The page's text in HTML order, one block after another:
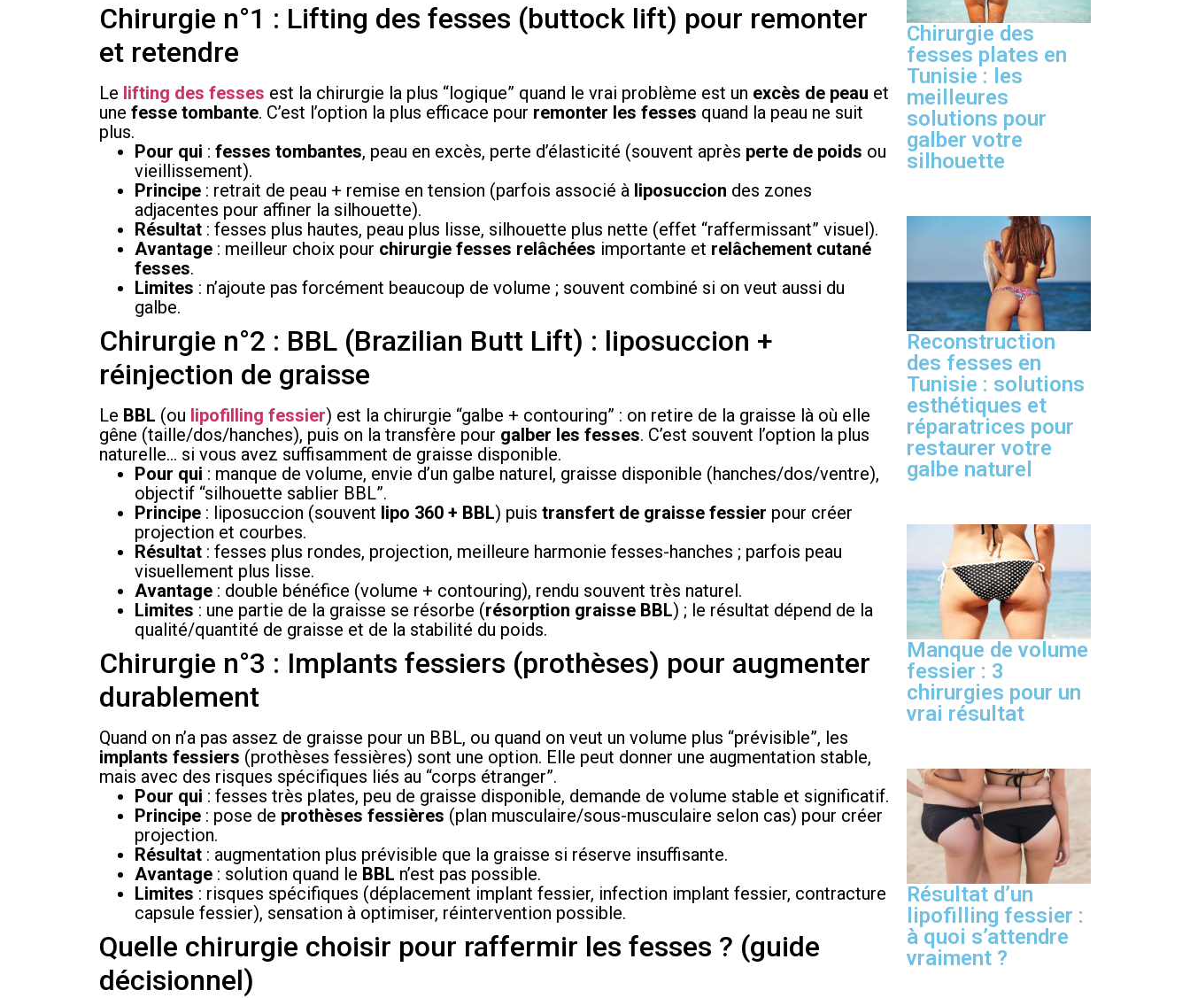
Chirurgie n°1 : Lifting des fesses (buttock lift) pour remonter
et retendre
Le lifting des fesses est la chirurgie la plus “logique” quand le vrai problème est un excès de peau et
une fesse tombante. C’est l’option la plus efficace pour remonter les fesses quand la peau ne suit
plus.
Pour qui : fesses tombantes, peau en excès, perte d’élasticité (souvent après perte de poids ou
vieillissement).
Principe : retrait de peau + remise en tension (parfois associé à liposuccion des zones
adjacentes pour affiner la silhouette).
Résultat : fesses plus hautes, peau plus lisse, silhouette plus nette (effet “raffermissant” visuel).
Avantage : meilleur choix pour chirurgie fesses relâchées importante et relâchement cutané
fesses.
Limites : n’ajoute pas forcément beaucoup de volume ; souvent combiné si on veut aussi du
galbe.
Chirurgie n°2 : BBL (Brazilian Butt Lift) : liposuccion +
réinjection de graisse
Le BBL (ou lipofilling fessier) est la chirurgie “galbe + contouring” : on retire de la graisse là où elle
gêne (taille/dos/hanches), puis on la transfère pour galber les fesses. C’est souvent l’option la plus
naturelle… si vous avez suffisamment de graisse disponible.
Pour qui : manque de volume, envie d’un galbe naturel, graisse disponible (hanches/dos/ventre),
objectif “silhouette sablier BBL”.
Principe : liposuccion (souvent lipo 360 + BBL) puis transfert de graisse fessier pour créer
projection et courbes.
Résultat : fesses plus rondes, projection, meilleure harmonie fesses-hanches ; parfois peau
visuellement plus lisse.
Avantage : double bénéfice (volume + contouring), rendu souvent très naturel.
Limites : une partie de la graisse se résorbe (résorption graisse BBL) ; le résultat dépend de la
qualité/quantité de graisse et de la stabilité du poids.
Chirurgie n°3 : Implants fessiers (prothèses) pour augmenter
durablement
Quand on n’a pas assez de graisse pour un BBL, ou quand on veut un volume plus “prévisible”, les
implants fessiers (prothèses fessières) sont une option. Elle peut donner une augmentation stable,
mais avec des risques spécifiques liés au “corps étranger”.
Pour qui : fesses très plates, peu de graisse disponible, demande de volume stable et significatif.
Principe : pose de prothèses fessières (plan musculaire/sous-musculaire selon cas) pour créer
projection.
Résultat : augmentation plus prévisible que la graisse si réserve insuffisante.
Avantage : solution quand le BBL n’est pas possible.
Limites : risques spécifiques (déplacement implant fessier, infection implant fessier, contracture
capsule fessier), sensation à optimiser, réintervention possible.
Quelle chirurgie choisir pour raffermir les fesses ? (guide
décisionnel)
Chirurgie des
fesses plates en
Tunisie : les
meilleures
solutions pour
galber votre
silhouette
Reconstruction
des fesses en
Tunisie : solutions
esthétiques et
réparatrices pour
restaurer votre
galbe naturel
Manque de volume
fessier : 3
chirurgies pour un
vrai résultat
Résultat d’un
lipofilling fessier :
à quoi s’attendre
vraiment ?